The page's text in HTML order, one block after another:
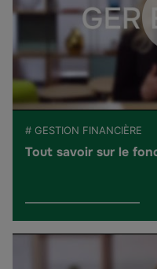
# GESTION FINANCIÈRE
Tout savoir sur le